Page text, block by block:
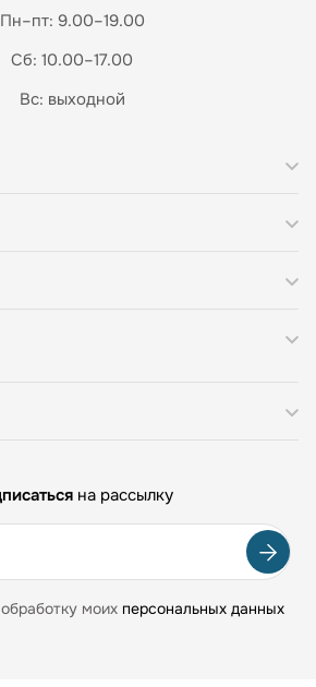
Пн–пт: 9.00–19.00
Сб: 10.00–17.00
Вс: выходной
на рассылку
моих персональных данных